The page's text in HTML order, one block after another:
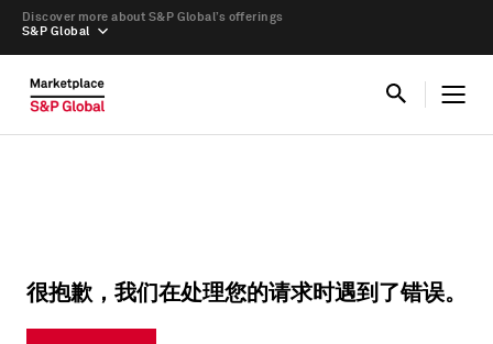
S&P Global
Discover more about S&P Global’s offerings
很抱歉，我们在处理您的请求时遇到了错误。